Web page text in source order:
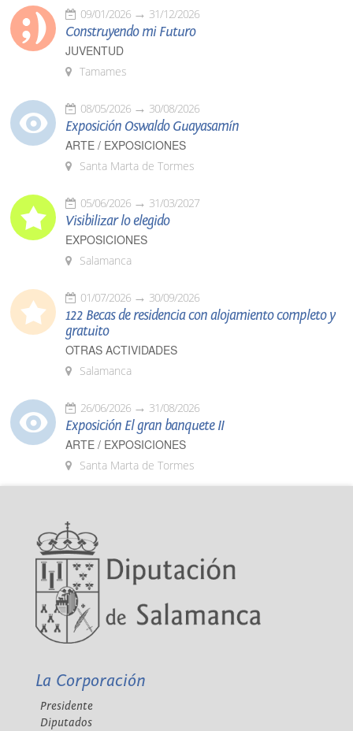
09/01/2026 31/12/2026
Construyendo mi Futuro
JUVENTUD
Tamames
08/05/2026 30/08/2026
Exposición Oswaldo Guayasamín
ARTE / EXPOSICIONES
Santa Marta de Tormes
05/06/2026 31/03/2027
Visibilizar lo elegido
EXPOSICIONES
Salamanca
01/07/2026 30/09/2026
122 Becas de residencia con alojamiento completo y
gratuito
OTRAS ACTIVIDADES
Salamanca
26/06/2026 31/08/2026
Exposición El gran banquete II
ARTE / EXPOSICIONES
Santa Marta de Tormes
La Corporación
Presidente
Diputados